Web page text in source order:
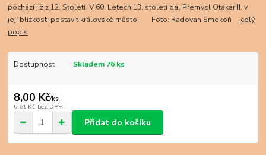
pochází již z 12. Století. V 60. Letech 13. století dal Přemysl Otakar II. v
její blízkosti postavit královské město. Foto: Radovan Smokoň celý
popis
Dostupnost Skladem 76 ks
8,00 Kč/ks
6,61 Kč bez DPH
Přidat do košíku